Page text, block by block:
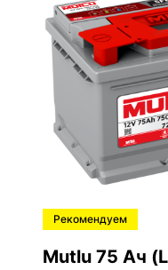
Рекомендуем
Mutlu 75 Ач